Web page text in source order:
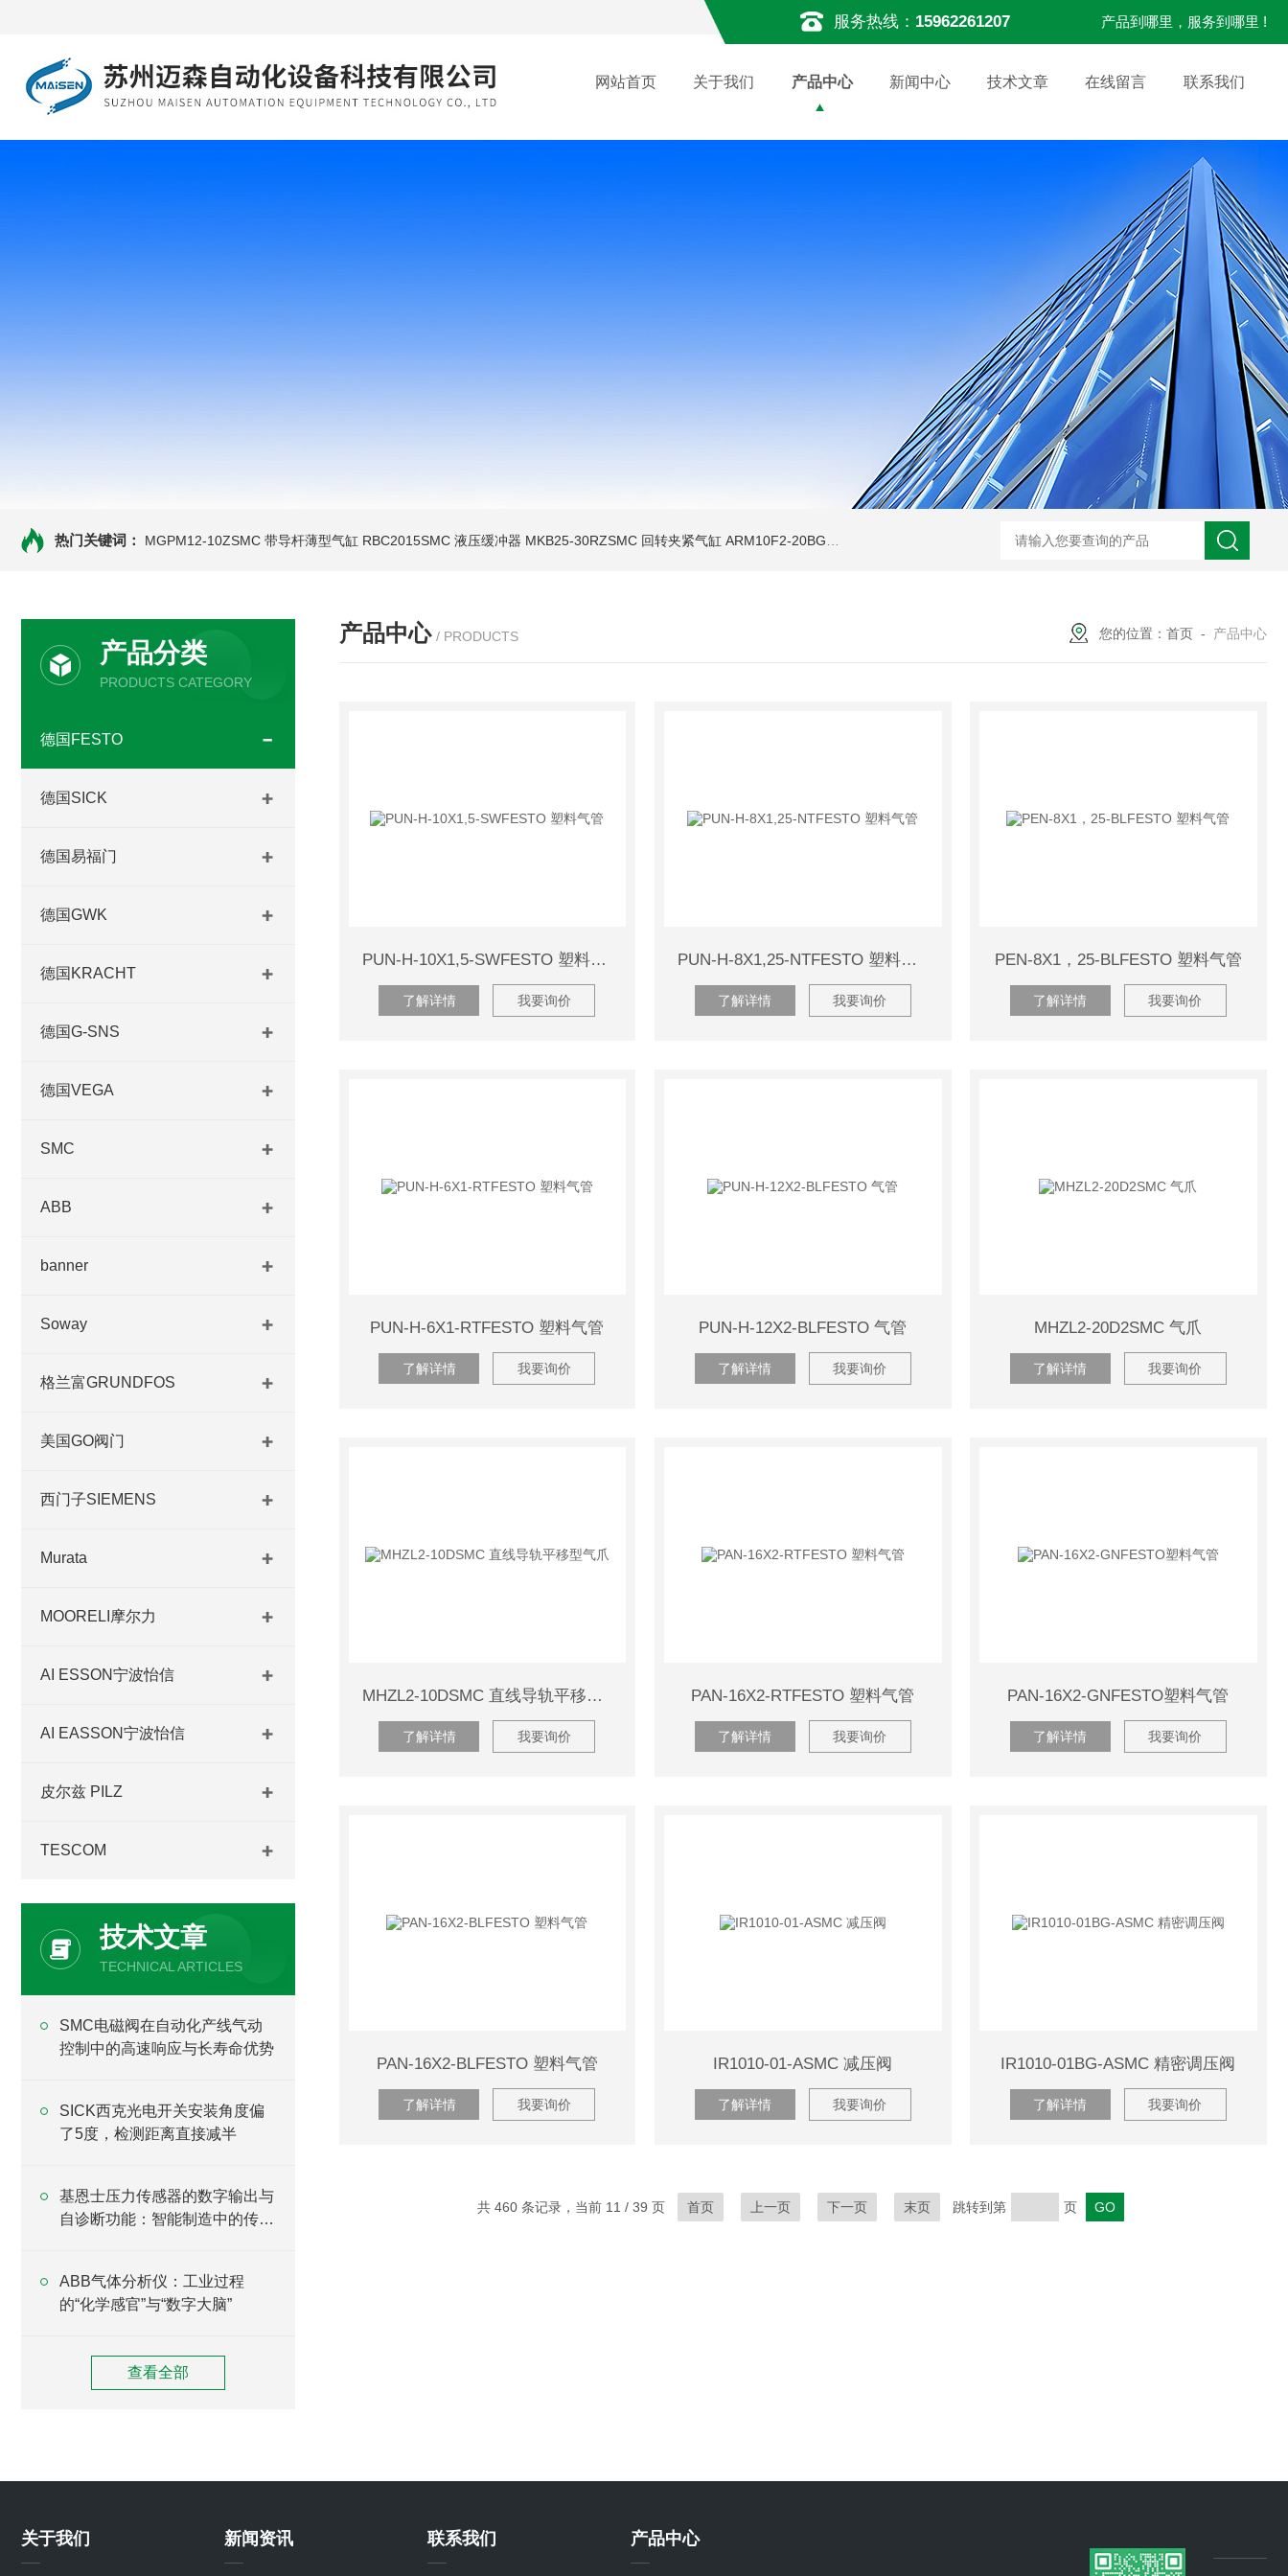
服务热线： 15962261207 产品到哪里，服务到哪里 !
网站首页 关于我们 产品中心 新闻中心 技术文章 在线留言 联系我们
热门关键词： MGPM12-10ZSMC 带导杆薄型气缸 RBC2015SMC 液压缓冲器 MKB25-30RZSMC 回转夹紧气缸 ARM10F2-20BGSMC 减压阀 KQB2H06-G01SMC 金属快换接头 CDJP2D16-40DSMC 针型气
产品分类
PRODUCTS CATEGORY
德国FESTO
德国SICK
德国易福门
德国GWK
德国KRACHT
德国G-SNS
德国VEGA
SMC
ABB
banner
Soway
格兰富GRUNDFOS
美国GO阀门
西门子SIEMENS
Murata
MOORELI摩尔力
AI ESSON宁波怡信
AI EASSON宁波怡信
皮尔兹 PILZ
TESCOM
技术文章
TECHNICAL ARTICLES
SMC电磁阀在自动化产线气动
控制中的高速响应与长寿命优势
SICK西克光电开关安装角度偏
了5度，检测距离直接减半
基恩士压力传感器的数字输出与
自诊断功能：智能制造中的传感
ABB气体分析仪：工业过程
的“化学感官”与“数字大脑”
查看全部
产品中心 / PRODUCTS 您的位置： 首页 - 产品中心
PUN-H-10X1,5-SWFESTO 塑料气管
了解详情 我要询价
PUN-H-8X1,25-NTFESTO 塑料气管
了解详情 我要询价
PEN-8X1，25-BLFESTO 塑料气管
了解详情 我要询价
PUN-H-6X1-RTFESTO 塑料气管
了解详情 我要询价
PUN-H-12X2-BLFESTO 气管
了解详情 我要询价
MHZL2-20D2SMC 气爪
了解详情 我要询价
MHZL2-10DSMC 直线导轨平移型气爪
了解详情 我要询价
PAN-16X2-RTFESTO 塑料气管
了解详情 我要询价
PAN-16X2-GNFESTO塑料气管
了解详情 我要询价
PAN-16X2-BLFESTO 塑料气管
了解详情 我要询价
IR1010-01-ASMC 减压阀
了解详情 我要询价
IR1010-01BG-ASMC 精密调压阀
了解详情 我要询价
共 460 条记录，当前 11 / 39 页 首页 上一页 下一页 末页 跳转到第 页
关于我们 新闻资讯 联系我们 产品中心